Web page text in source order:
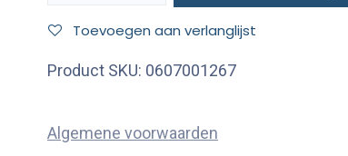
Toevoegen aan verlanglijst
Product SKU: 0607001267
Algemene voorwaarden